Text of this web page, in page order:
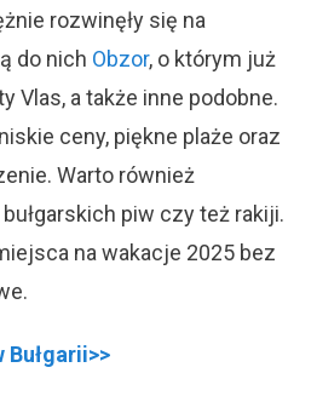
rozwinęły się na
do nich Obzor, o którym już
Vlas, a także inne podobne.
ceny, piękne plaże oraz
Warto również
piw czy też rakiji.
na wakacje 2025 bez